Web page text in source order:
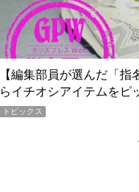
「買って損なし」の極上
期AWARD】
トピックス